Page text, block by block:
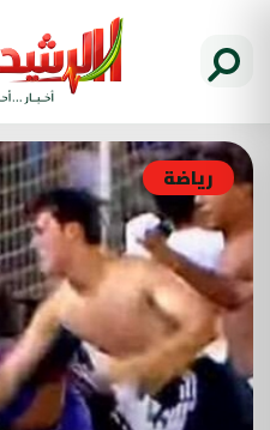
رياضة